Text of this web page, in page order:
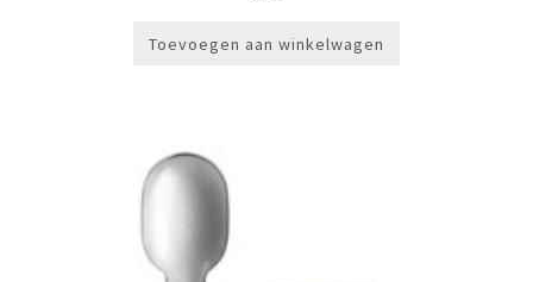
Toevoegen aan winkelwagen